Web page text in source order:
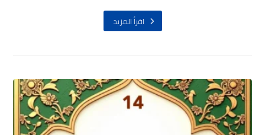
اقرأ المزيد